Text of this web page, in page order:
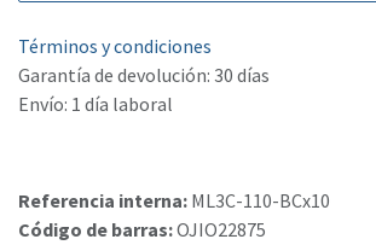
Términos y condiciones
Garantía de devolución: 30 días
Envío: 1 día laboral
Referencia interna: ML3C-110-BCx10
Código de barras:OJIO22875